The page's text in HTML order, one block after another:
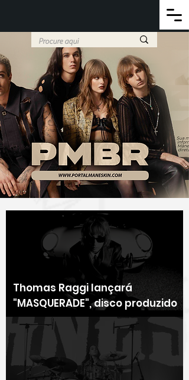
Thomas Raggi lançará
"MASQUERADE", disco produzido
por Tom Morello